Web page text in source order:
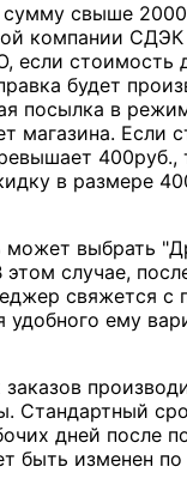
сумму свыше
компании СДЭК
если стоимость
будет
посылка в
магазина. Если
400руб.,
в размере
может выбрать
этом случае,
свяжется с
удобного ему
Стандартный
дней после
быть изменен по